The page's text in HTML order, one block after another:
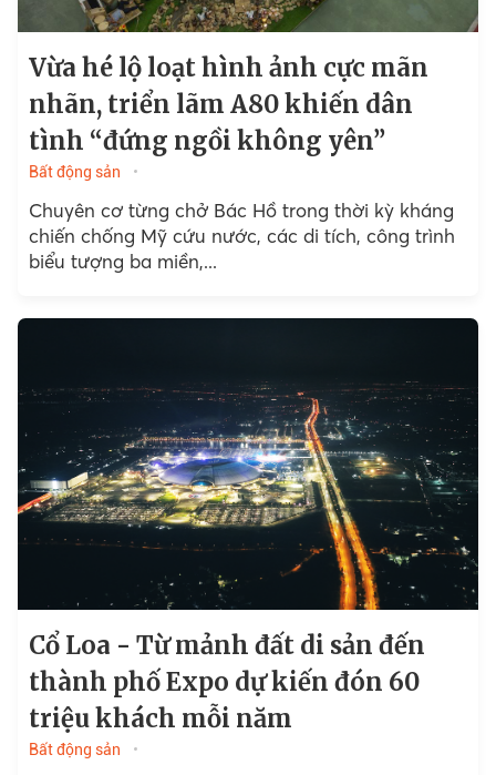
Vừa hé lộ loạt hình ảnh cực mãn
nhãn, triển lãm A80 khiến dân
tình “đứng ngồi không yên”
Bất động sản
Chuyên cơ từng chở Bác Hồ trong thời kỳ kháng
chiến chống Mỹ cứu nước, các di tích, công trình
biểu tượng ba miền,...
Cổ Loa - Từ mảnh đất di sản đến
thành phố Expo dự kiến đón 60
triệu khách mỗi năm
Bất động sản